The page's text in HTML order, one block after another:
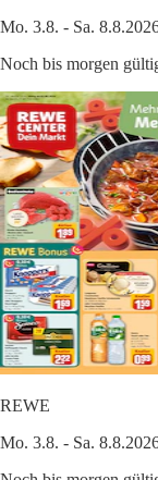
Mo. 3.8. - Sa.
Noch bis morgen
REWE
Mo. 3.8. - Sa.